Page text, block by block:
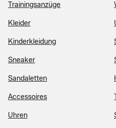
Trainingsanzüge
Kleider
Kinderkleidung
Sneaker
Sandaletten
Accessoires
Uhren